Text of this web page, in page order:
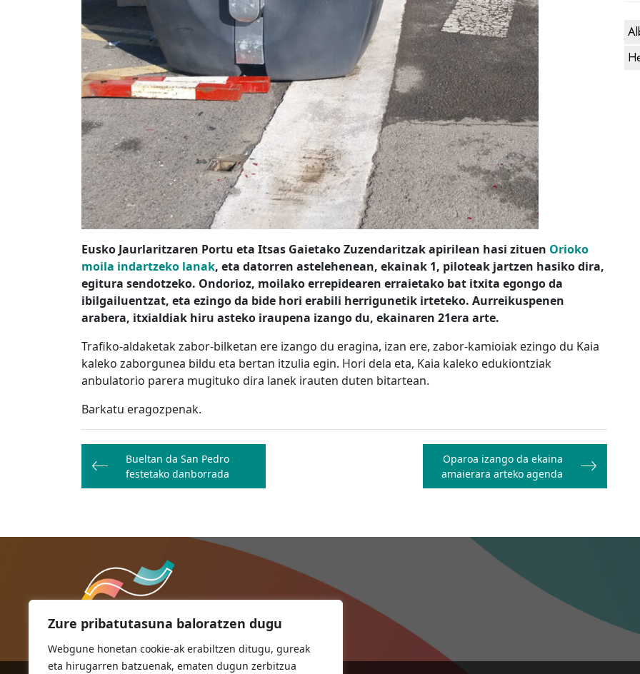
Zure pribatutasuna baloratzen dugu
Webgune honetan cookie-ak erabiltzen ditugu, gureak
eta hirugarren batzuenak, ematen dugun zerbitzua
Eusko Jaurlaritzaren Portu eta Itsas Gaietako Zuzendaritzak apirilean hasi zituen Orioko
moila indartzeko lanak, eta datorren astelehenean, ekainak 1, piloteak jartzen hasiko dira,
egitura sendotzeko. Ondorioz, moilako errepidearen erraietako bat itxita egongo da
ibilgailuentzat, eta ezingo da bide hori erabili herrigunetik irteteko. Aurreikuspenen
arabera, itxialdiak hiru asteko iraupena izango du, ekainaren 21era arte.
Trafiko-aldaketak zabor-bilketan ere izango du eragina, izan ere, zabor-kamioiak ezingo du Kaia
kaleko zaborgunea bildu eta bertan itzulia egin. Hori dela eta, Kaia kaleko edukiontziak
anbulatorio parera mugituko dira lanek irauten duten bitartean.
Barkatu eragozpenak.
Bidalketetan
zehar
nabigatu
Bueltan da San Pedro
festetako danborrada
Oparoa izango da ekaina
amaierara arteko agenda